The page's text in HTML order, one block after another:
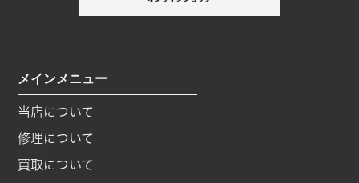
メインメニュー
当店について
修理について
買取について